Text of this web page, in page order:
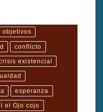
objetivos
conflicto
existencial
esperanza
el Ojo cojo